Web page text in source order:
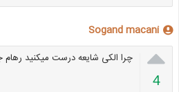
Sogand macani

4
چرا الکی شایعه درست میکنید